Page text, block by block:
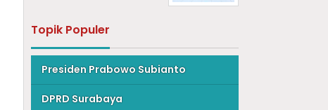
Topik Populer
Presiden Prabowo Subianto
DPRD Surabaya